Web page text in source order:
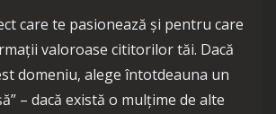
care te pasionează și pentru care
valoroase cititorilor tăi. Dacă
domeniu, alege întotdeauna un
– dacă există o mulțime de alte